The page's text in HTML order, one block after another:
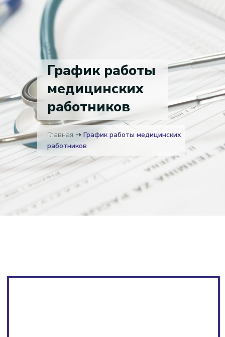
График работы
медицинских
работников
Главная ⇢ График работы медицинских
работников